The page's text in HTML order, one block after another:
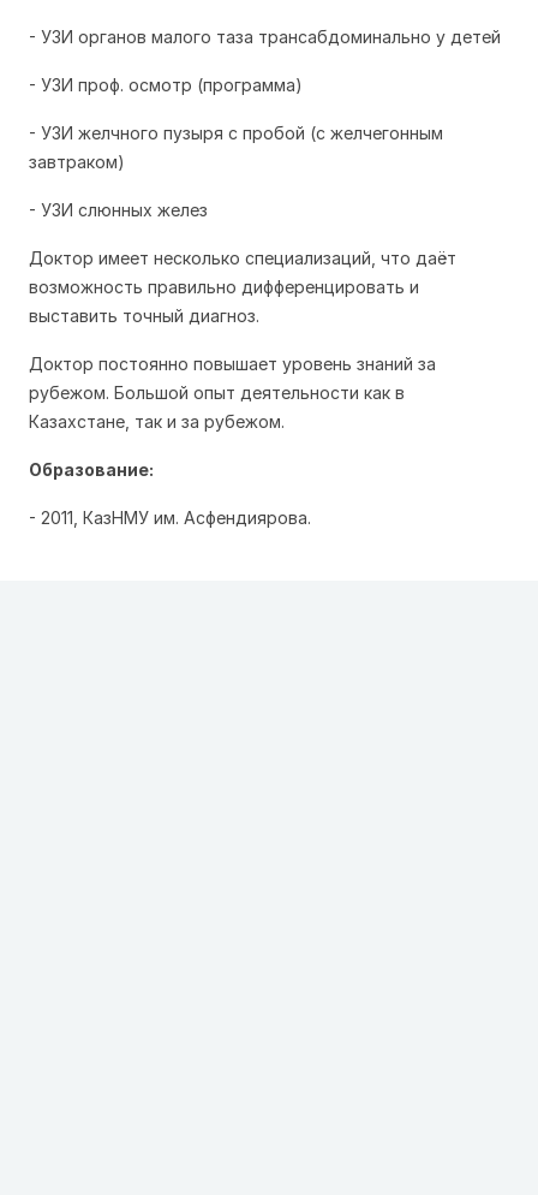
- УЗИ органов малого таза трансабдоминально у детей
- УЗИ проф. осмотр (программа)
- УЗИ желчного пузыря с пробой (с желчегонным
завтраком)
- УЗИ слюнных желез
Доктор имеет несколько специализаций, что даёт
возможность правильно дифференцировать и
выставить точный диагноз.
Доктор постоянно повышает уровень знаний за
рубежом. Большой опыт деятельности как в
Казахстане, так и за рубежом.
Образование:
- 2011, КазНМУ им. Асфендиярова.